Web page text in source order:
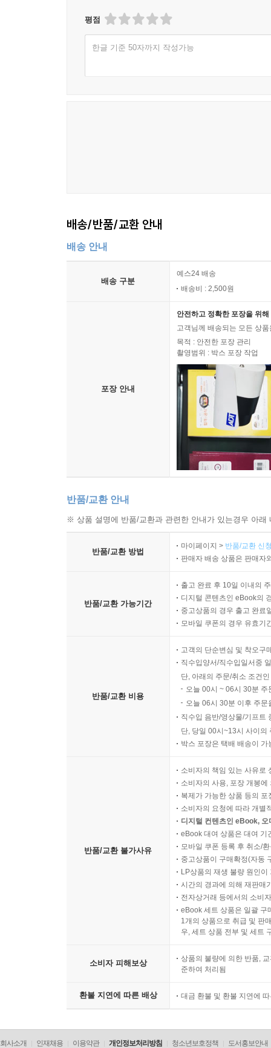
평점
한글 기준 50자까지 작성가능
배송/반품/교환 안내
배송 안내
배송 구분
예스24 배송
배송비 : 2,500원
포장 안내
안전하고 정확한 포장을 위
고객님께 배송되는 모든 상
목적 : 안전한 포장 관리
촬영범위 : 박스 포장 작업
반품/교환 안내
※ 상품 설명에 반품/교환과 관련한 안내가 있는경우 아
반품/교환 방법
마이페이지 > 반품/교환 신
판매자 배송 상품은 판매자
반품/교환 가능기간
출고 완료 후 10일 이내의
디지털 콘텐츠인 eBook의
중고상품의 경우 출고 완료
모바일 쿠폰의 경우 유효기
반품/교환 비용
고객의 단순변심 및 착오구
직수입양서/직수입일서중
단, 아래의 주문/취소 조건
오늘 00시 ~ 06시 30분
오늘 06시 30분 이후 주
직수입 음반/영상물/기프트
단, 당일 00시~13시 사이의
박스 포장은 택배 배송이
반품/교환 불가사유
소비자의 책임 있는 사유로
소비자의 사용, 포장 개봉
복제가 가능한 상품 등의
소비자의 요청에 따라 개별
디지털 컨텐츠인 eBook,
eBook 대여 상품은 대여 기
모바일 쿠폰 등록 후 취소/
중고상품이 구매확정(자동
LP상품의 재생 불량 원인
시간의 경과에 의해 재판매
전자상거래 등에서의 소비
eBook 세트 상품은 일괄 구
1개의 상품으로 취급 및 판
우, 세트 상품 전부 및 세트
소비자 피해보상
상품의 불량에 의한 반품,
준하여 처리됨
환불 지연에 따른 배상 대금 환불 및 환불 지연에
회사소개 인재채용 이용약관 개인정보처리방침 청소년보호정책 도서홍보안내